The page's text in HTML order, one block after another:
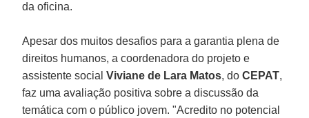
da oficina.
Apesar dos muitos desafios para a garantia plena de
direitos humanos, a coordenadora do projeto e
assistente socialViviane de Lara Matos, doCEPAT,
faz uma avaliação positiva sobre a discussão da
temática com o público jovem. "Acredito no potencial